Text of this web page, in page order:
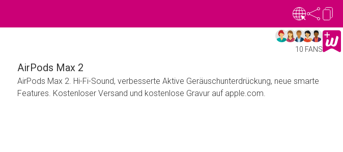
10 FANS
AirPods Max 2
AirPods Max 2. Hi-Fi-Sound, verbesserte Aktive Geräuschunterdrückung, neue smarte
Features. Kostenloser Versand und kostenlose Gravur auf apple.com.